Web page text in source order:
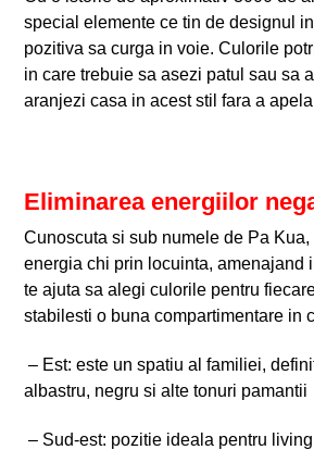
special elemente ce tin de designul
pozitiva sa curga in voie. Culorile
in care trebuie sa asezi patul sau sa
aranjezi casa in acest stil fara a
Eliminarea energiilor
Cunoscuta si sub numele de Pa
energia chi prin locuinta, amenajand
te ajuta sa alegi culorile pentru
stabilesti o buna compartimentare in
– Est: este un spatiu al familiei,
albastru, negru si alte tonuri pamantii
– Sud-est: pozitie ideala pentru